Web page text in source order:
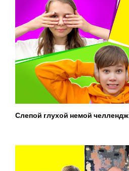
Слепой глухой немой челлендж